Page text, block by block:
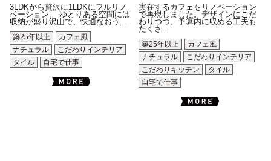
3LDKから贅沢に1LDKにフルリノ
ベーション。 ゆとりある空間には
収納が盛り沢山で、快適なおう...
築25年以上
カフェ風
ナチュラル
こだわりインテリア
タイル
自宅で仕事
実在するカフェをリノベーション
で再現しました。デザインにこだ
わりつつ、予算内に収める工夫も
たくさ...
築25年以上
カフェ風
ナチュラル
こだわりインテリア
こだわりキッチン
タイル
自宅で仕事